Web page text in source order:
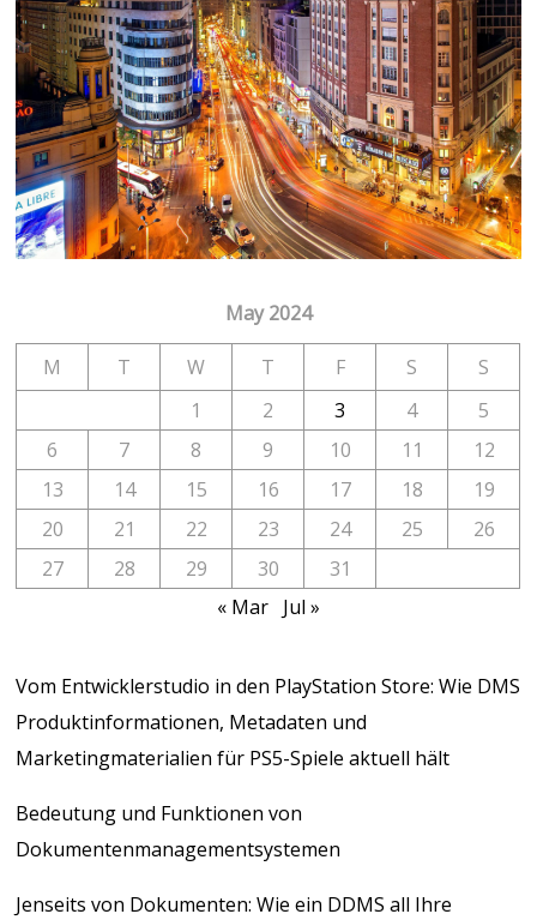
May 2024
M T W T F S
S
1
2 3 4
5
6
7 8 9 10 11
12
13
14 15 16 17 18
19
20
21 22 23 24 25
26
27
28 29 30
31
« Mar Jul »
Vom Entwicklerstudio in den PlayStation Store: Wie DMS
Produktinformationen, Metadaten und
Marketingmaterialien für PS5-Spiele aktuell hält
Bedeutung und Funktionen von
Dokumentenmanagementsystemen
Jenseits von Dokumenten: Wie ein DDMS all Ihre